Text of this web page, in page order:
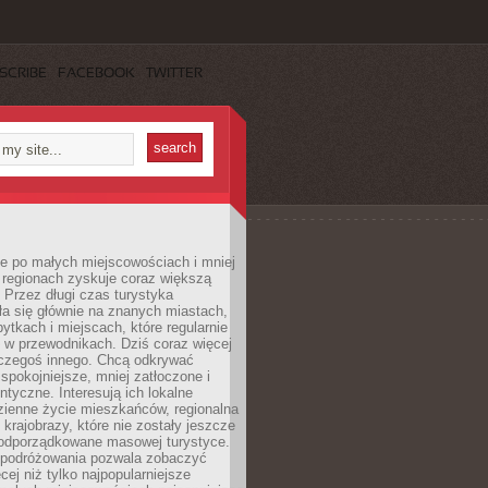
FACEBOOK TWITTER
po małych miejscowościach i mniej
zyskuje coraz większą
Przez długi czas turystyka
się głównie na znanych miastach,
i miejscach, które regularnie
w przewodnikach. Dziś coraz więcej
innego. Chcą odkrywać
mniej zatłoczone i
Interesują ich lokalne
życie mieszkańców, regionalna
krajobrazy, które nie zostały jeszcze
masowej turystyce.
pozwala zobaczyć
niż tylko najpopularniejsze